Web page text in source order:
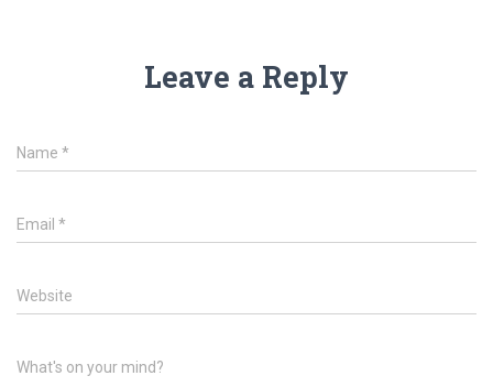
Leave a Reply
Name *
Email *
Website
What's on your mind?